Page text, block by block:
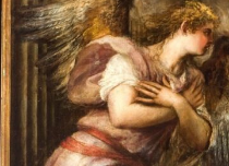
que los últimos pagos
Juan de los Ríos, hijos y
dorado y la policromía
posteriormente, entre
Francisco Palomino.